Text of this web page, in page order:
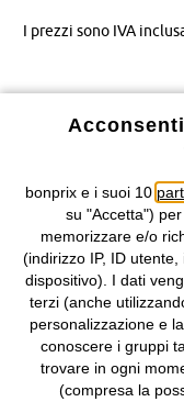
I prezzi sono IVA
Informativa
© 2026
bonprix S.r.l. con
Valdengo (BI) C.F.
Biella n.
IT09060P00000858,
Sociale: euro
e coordinamento di
bonprix e i suoi 10
su "Accetta") per
memorizzare e/o
(indirizzo IP, ID
dispositivo). I dati
terzi (anche
personalizzazione e
conoscere i gruppi
trovare in ogni
(compresa la